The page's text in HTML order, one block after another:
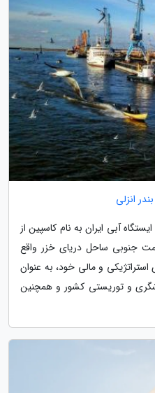
انزلی
آبی ایران به نام کاسپین از
جنوبی ساحل دریای خزر واقع
و مالی خود، به عنوان
و توریستی کشور و همچنین